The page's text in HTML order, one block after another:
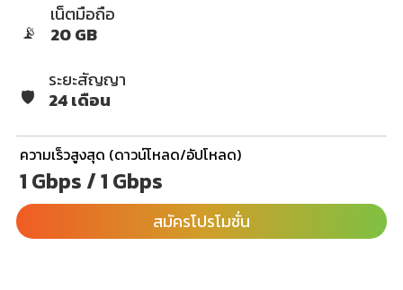
📡
เน็ตมือถือ
20 GB
🛡️
ระยะสัญญา
24 เดือน
ความเร็วสูงสุด (ดาวน์โหลด/อัปโหลด)
1 Gbps / 1 Gbps
สมัครโปรโมชั่น